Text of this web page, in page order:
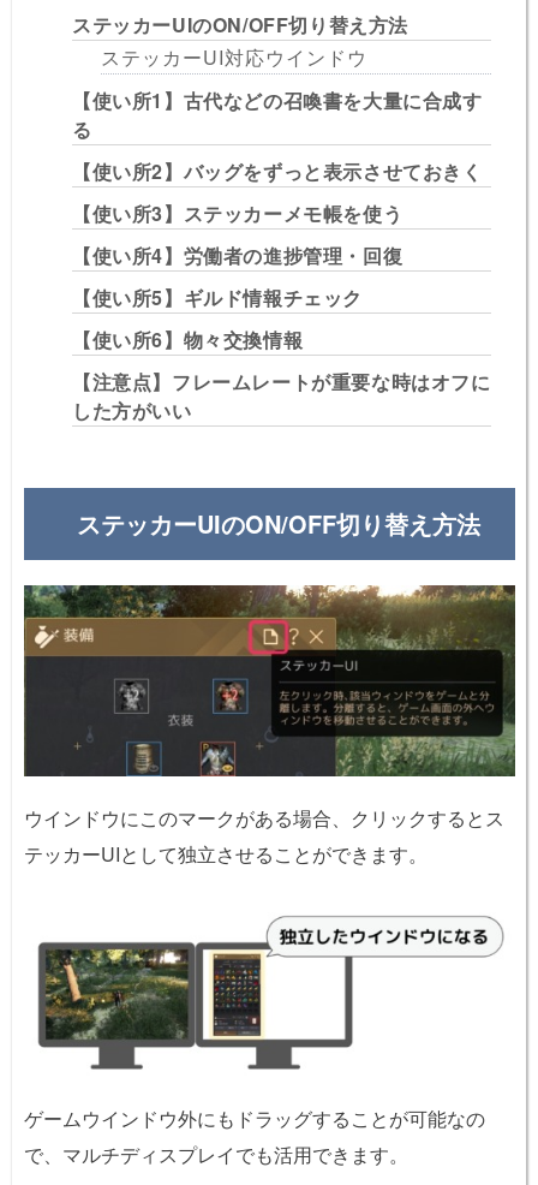
ステッカーUIのON/OFF切り替え方法
ステッカーUI対応ウインドウ
【使い所1】古代などの召喚書を大量に合成す
る
【使い所2】バッグをずっと表示させておきく
【使い所3】ステッカーメモ帳を使う
【使い所4】労働者の進捗管理・回復
【使い所5】ギルド情報チェック
【使い所6】物々交換情報
【注意点】フレームレートが重要な時はオフに
した方がいい
ステッカーUIのON/OFF切り替え方法
ウインドウにこのマークがある場合、クリックするとス
テッカーUIとして独立させることができます。
ゲームウインドウ外にもドラッグすることが可能なの
で、マルチディスプレイでも活用できます。